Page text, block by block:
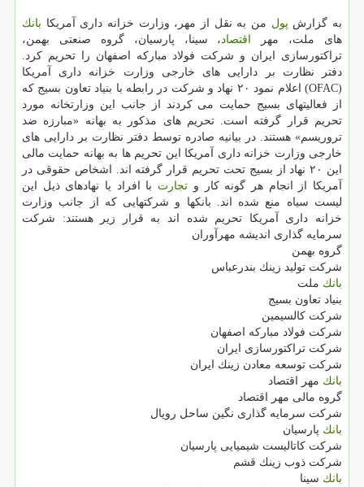
به گزارش پول من به نقل از مهر، وزارت خزانه داری آمریكا بانك
های ملت، مهر اقتصاد ، سینا، پارسیان، گروه صنعتی بهمن،
تراكتورسازی ایران و شركت فولاد مباركه اصفهان را تحریم كرد.
دفتر نظارت بر دارایی های خارجی وزارت خزانه داری آمریكا
(OFAC) اعلام نمود ۲۰ نهاد و شركت در رابطه با بنیاد تعاون بسیج كه
از فعالیتهای بسیج حمایت می كردند از جانب این وزارتخانه مورد
تحریم قرار گرفته است. تحریم های مذكور به بهانه «مبارزه ضد
تروریسم» هستند. در بیانیه صادره توسط دفتر نظارت بر دارایی های
خارجی وزارت خزانه داری آمریكا این تحریم ها به بهانه حمایت مالی
این ۲۰ نهاد از بسیج تحت تحریم قرار گرفته اند. اشخاص حقوقی در
آمریكا از انجام هر گونه كار و تجارت با افراد یا نهادهای ذیل این
لیست سیاه منع شده اند. بانكها و شركتهایی كه از جانب وزارت
خزانه داری آمریكا تحریم شده اند به قرار زیر هستند: شركت
سرمایه گذاری اندیشه مهرآوران
گروه بهمن
شركت تولید زینك بندرعباس
بانك ملت
بنیاد تعاون بسیج
شركت كالسیمین
شركت فولاد مباركه اصفهان
شركت تراكتورسازی ایران
شركت توسعه معادن زینك ایران
بانك مهر اقتصاد
گروه مالی مهر اقتصاد
شركت سرمایه گذاری نگین ساحل رویال
بانك پارسیان
شركت كاتالیست شیمیایی پارسیان
شركت ذوب زینك قشم
بانك سینا